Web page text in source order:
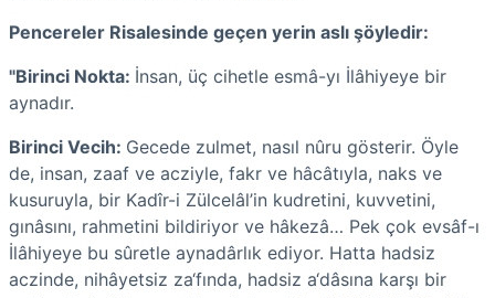
Pencereler Risalesinde geçen yerin aslı şöyledir:
"Birinci Nokta: İnsan, üç cihetle esmâ-yı İlâhiyeye bir
aynadır.
Birinci Vecih: Gecede zulmet, nasıl nûru gösterir. Öyle
de, insan, zaaf ve acziyle, fakr ve hâcâtıyla, naks ve
kusuruyla, bir Kadîr-i Zülcelâl’in kudretini, kuvvetini,
gınâsını, rahmetini bildiriyor ve hâkezâ… Pek çok evsâf-ı
İlâhiyeye bu sûretle aynadârlık ediyor. Hatta hadsiz
aczinde, nihâyetsiz za‘fında, hadsiz a‘dâsına karşı bir